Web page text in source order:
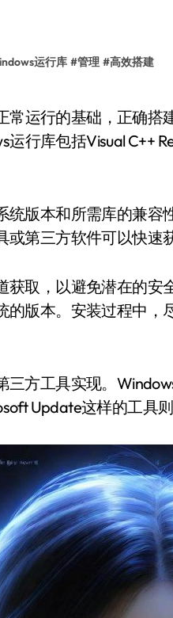
运行库 #管理 #高效搭建
行库包括Visual C++
统版本和所需库的兼容
第三方软件可以快速
获取，以避免潜在的安
的版本。安装过程中，
方工具实现。
Update这样的工具